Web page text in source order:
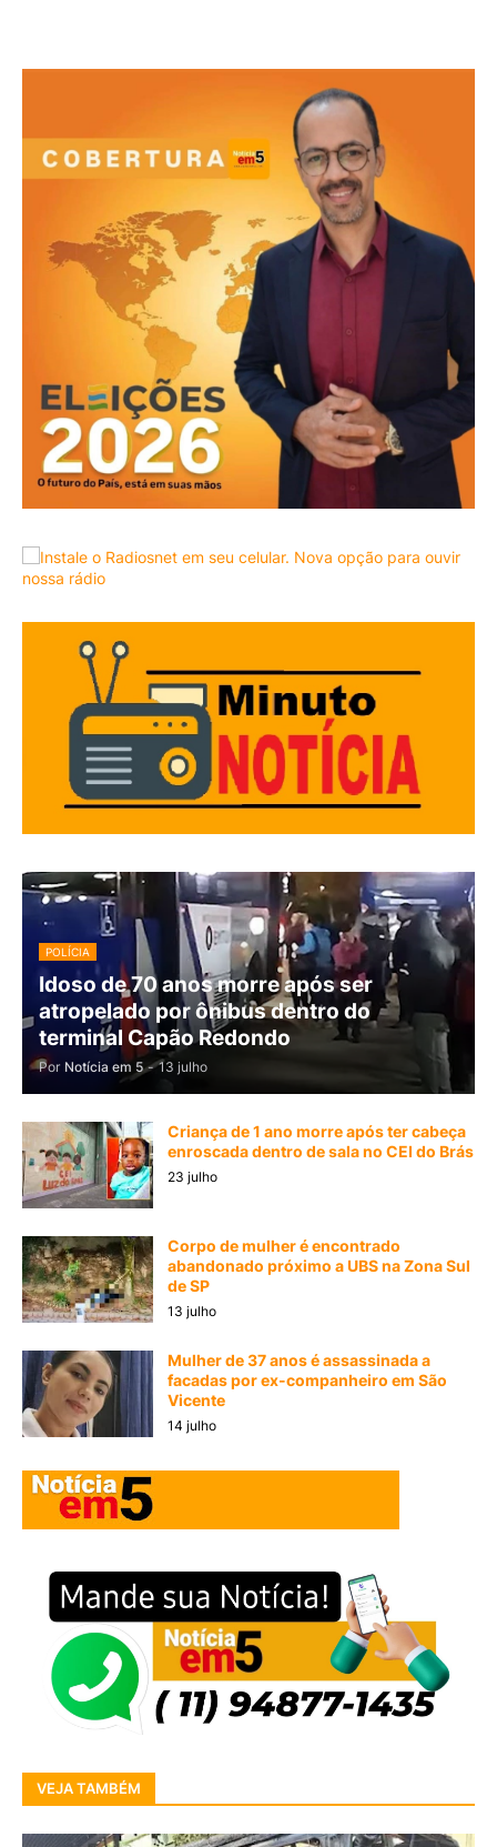
POLÍCIA
Idoso de 70 anos morre após ser
atropelado por ônibus dentro do
terminal Capão Redondo
Por Notícia em 5 - 13 julho
Criança de 1 ano morre após ter cabeça
enroscada dentro de sala no CEI do Brás
23 julho
Corpo de mulher é encontrado
abandonado próximo a UBS na Zona Sul
de SP
13 julho
Mulher de 37 anos é assassinada a
facadas por ex-companheiro em São
Vicente
14 julho
VEJA TAMBÉM